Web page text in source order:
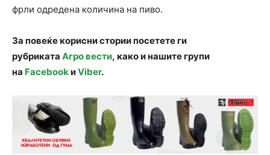
фрли одредена количина на пиво.
За повеќе корисни стории посетете ги
рубриката Агро вести, како и нашите групи
на Facebook иViber.